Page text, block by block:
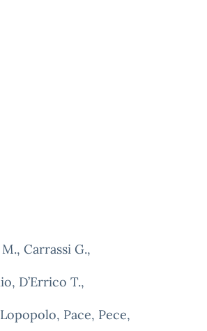
Carrassi G.,
D’Errico T.,
Pace, Pece,